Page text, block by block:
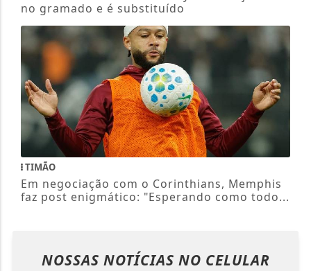
no gramado e é substituído
TIMÃO
Em negociação com o Corinthians, Memphis
faz post enigmático: "Esperando como todo...
NOSSAS NOTÍCIAS NO CELULAR